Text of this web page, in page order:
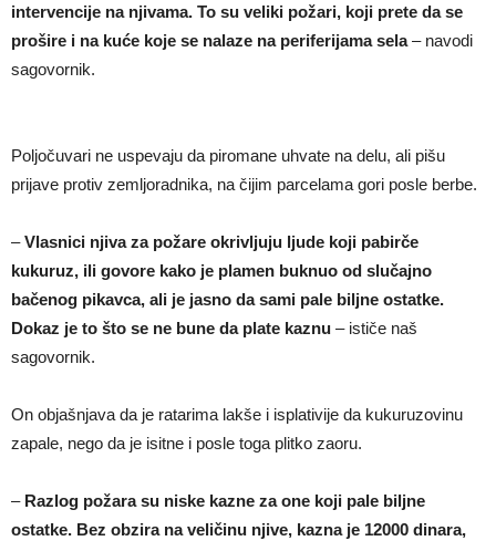
intervencije na njivama. To su veliki požari, koji prete da se
prošire i na kuće koje se nalaze na periferijama sela– navodi
sagovornik.
Poljočuvari ne uspevaju da piromane uhvate na delu, ali pišu
prijave protiv zemljoradnika, na čijim parcelama gori posle berbe.
–Vlasnici njiva za požare okrivljuju ljude koji pabirče
kukuruz, ili govore kako je plamen buknuo od slučajno
bačenog pikavca, ali je jasno da sami pale biljne ostatke.
Dokaz je to što se ne bune da plate kaznu – ističe naš
sagovornik.
On objašnjava da je ratarima lakše i isplativije da kukuruzovinu
zapale, nego da je isitne i posle toga plitko zaoru.
– Razlog požara su niske kazne za one koji pale biljne
ostatke. Bez obzira na veličinu njive, kazna je 12000 dinara,